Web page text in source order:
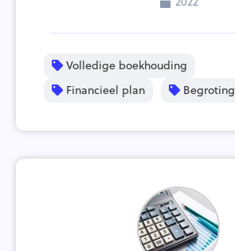
Volledige boekhouding
Financieel plan
Begroting